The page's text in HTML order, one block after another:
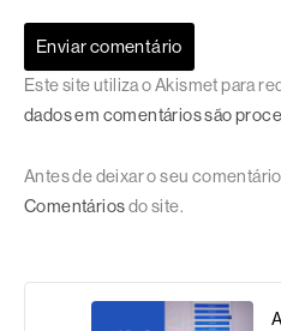
Este site utiliza o Akismet para
dados em comentários são
Antes de deixar o seu
Comentáriosdo site.